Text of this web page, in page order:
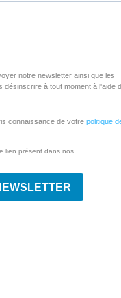
notre newsletter ainsi que les
désinscrire à tout moment à l'aide
connaissance de votre politique
lien présent dans nos